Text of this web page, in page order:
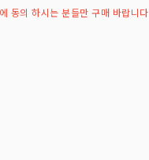
동의 하시는 분들만 구매 바랍니다